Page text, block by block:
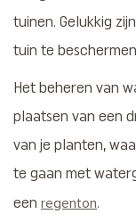
tuinen. Gelukkig
tuin te
Het beheren van
plaatsen van een
van je planten,
te gaan met
een regenton.